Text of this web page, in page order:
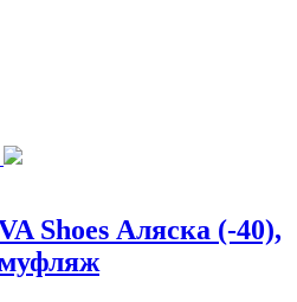
Shoes Аляска (-40),